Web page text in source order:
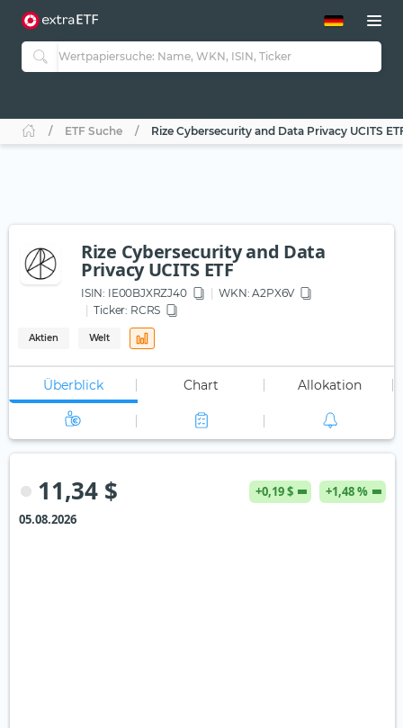
ETF-Guide 2.0
Guide Aktive ETFs
ETF-Sparpläne
ETF Suche Rize Cybersecurity and Data Privacy UCITS
Rize Cybersecurity and Data
Privacy UCITS ETF
ISIN: IE00BJXRZJ40 WKN: A2PX6V
Ticker: RCRS
Aktien Welt
Überblick Chart Allokation
11,34 $ +0,19 $
+1,48 %
05.08.2026